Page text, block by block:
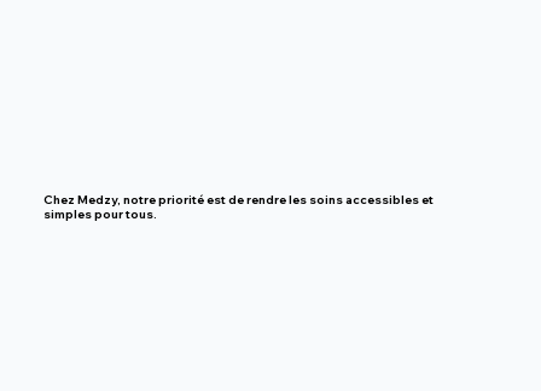
Chez Medzy, notre priorité est de rendreles soins accessibles et
simples pour tous.